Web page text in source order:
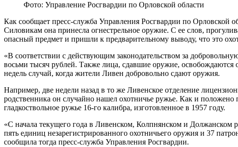
Фото: Управление Росгвардии по Орловской области
Как сообщает пресс-служба Управления Росгвардии по Орловской
Силовикам она принесла огнестрельное оружие. С ее слов,
опасный предмет и пришли к предварительному выводу, что это
«В соответствии с действующим законодательством за
восьми тысяч рублей. Также лица, сдавшие оружие, освобождаются
недель случай, когда жители Ливен добровольно сдают оружия.
Например, две недели назад в то же Ливенское отделение
родственника он случайно нашел охотничье ружье. Как и
гладкоствольное ружье 16-го калибра, изготовленное в 1957 году.
«С начала текущего года в Ливенском, Колпнянском и Должанском
пять единиц незарегистрированного охотничьего оружия и 37
сообщила тогда пресс-служба Управления Росгвардии.